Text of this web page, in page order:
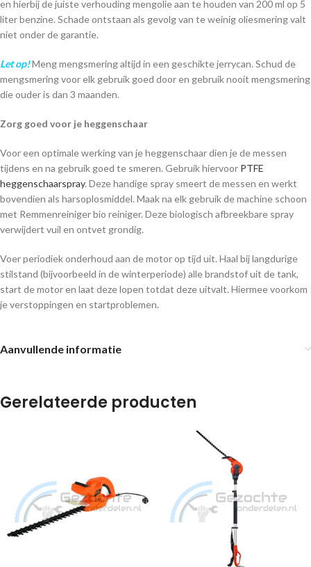
en hierbij de juiste verhouding mengolie aan te houden van 200 ml op 5
liter benzine. Schade ontstaan als gevolg van te weinig oliesmering valt
niet onder de garantie.
Let op!Meng mengsmering altijd in een geschikte jerrycan. Schud de
mengsmering voor elk gebruik goed door en gebruik nooit mengsmering
die ouder is dan 3 maanden.
Zorg goed voor je heggenschaar
Voor een optimale werking van je heggenschaar dien je de messen
tijdens en na gebruik goed te smeren. Gebruik hiervoor PTFE
heggenschaarspray. Deze handige spray smeert de messen en werkt
bovendien als harsoplosmiddel. Maak na elk gebruik de machine schoon
met Remmenreiniger bio reiniger. Deze biologisch afbreekbare spray
verwijdert vuil en ontvet grondig.
Voer periodiek onderhoud aan de motor op tijd uit. Haal bij langdurige
stilstand (bijvoorbeeld in de winterperiode) alle brandstof uit de tank,
start de motor en laat deze lopen totdat deze uitvalt. Hiermee voorkom
je verstoppingen en startproblemen.
Aanvullende informatie
Gerelateerde producten